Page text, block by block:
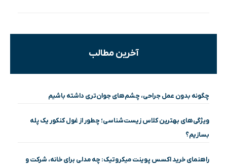
آخرین مطالب
چگونه بدون عمل جراحی، چشم‌های جوان‌تری داشته باشیم
ویژگی‌های بهترین کلاس زیست‌شناسی؛ چطور از غول کنکور یک پله
بسازیم؟
راهنمای خرید اکسس پوینت میکروتیک: چه مدلی برای خانه، شرکت و